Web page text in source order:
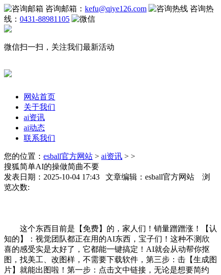
咨询邮箱： kefu@qiye126.com
咨询热
线： 0431-88981105
微信扫一扫，关注我们最新活动
网站首页
关于我们
ai资讯
ai动态
联系我们
您的位置： esball官方网站 > ai资讯 > >
搜狐简单AI的操做简曲不要
发表日期：2025-10-04 17:43 文章编辑：esball官方网站 浏
览次数:
这个东西目前是【免费】的，家人们！销量蹭蹭涨！【认
知的】：视觉团队都正在用的AI东西，宝子们！这种不测欣
喜的感受实是太好了，它都能一键搞定！AI就会从动帮你抠
图，找美工、改图样，不需要下载软件，第三步：击【生成图
片】就能出图啦！第一步：点击文中链接，无论是想要简约